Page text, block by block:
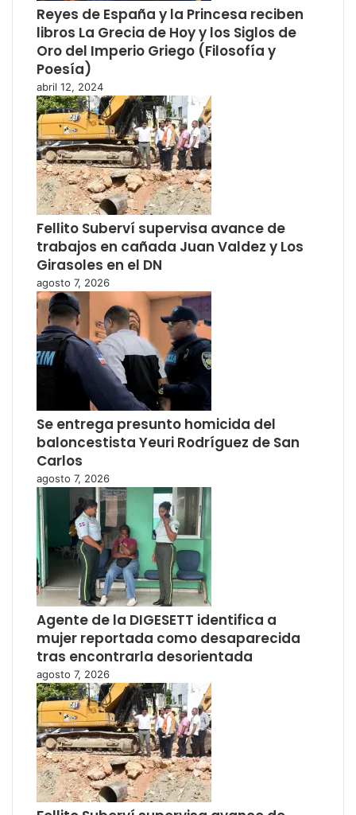
Reyes de España y la Princesa reciben
libros La Grecia de Hoy y los Siglos de
Oro del Imperio Griego (Filosofía y
Poesía)
abril 12, 2024
Fellito Suberví supervisa avance de
trabajos en cañada Juan Valdez y Los
Girasoles en el DN
agosto 7, 2026
Se entrega presunto homicida del
baloncestista Yeuri Rodríguez de San
Carlos
agosto 7, 2026
Agente de la DIGESETT identifica a
mujer reportada como desaparecida
tras encontrarla desorientada
agosto 7, 2026